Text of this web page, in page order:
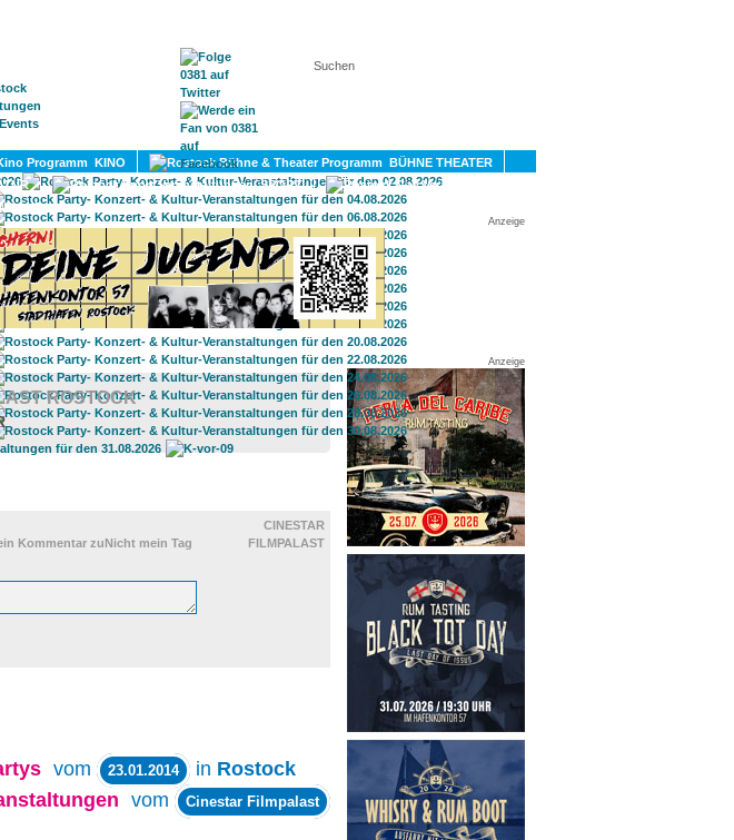
KONTAKT
KINO
BÜHNE THEATER
SPORT
Anzeige
Anzeige
ROSTOCK
CINESTAR
FILMPALAST
vom 23.01.2014 in Rostock
vom Cinestar Filmpalast